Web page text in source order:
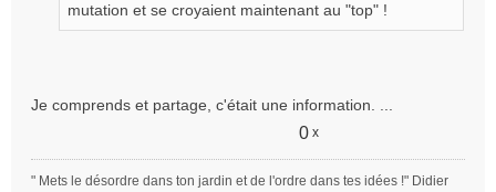
mutation et se croyaient maintenant au "top" !
Je comprends et partage, c'était une information. ...
0 x
" Mets le désordre dans ton jardin et de l'ordre dans tes idées !" Didier